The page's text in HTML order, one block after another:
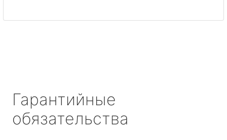
Гарантийные
обязательства